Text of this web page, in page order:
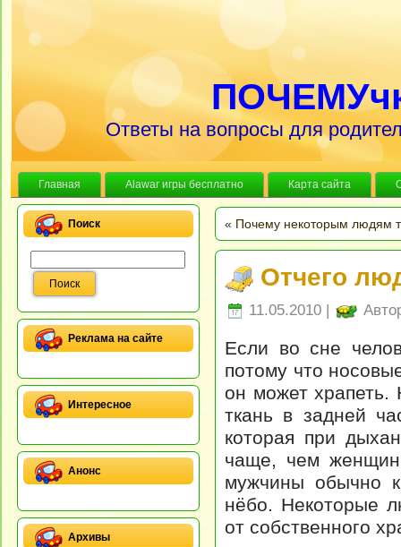
Ответы на вопросы для
Главная Alawar игры бесплатно Карта сайта
Поиск
Реклама на сайте
Интересное
Анонс
Архивы
« Почему некоторым людям
Отчего
11.05.2010 |
Если во сне
потому что
он может храпеть.
ткань в задней
которая при
чаще, чем
мужчины обычно
нёбо. Некоторые
от собственного